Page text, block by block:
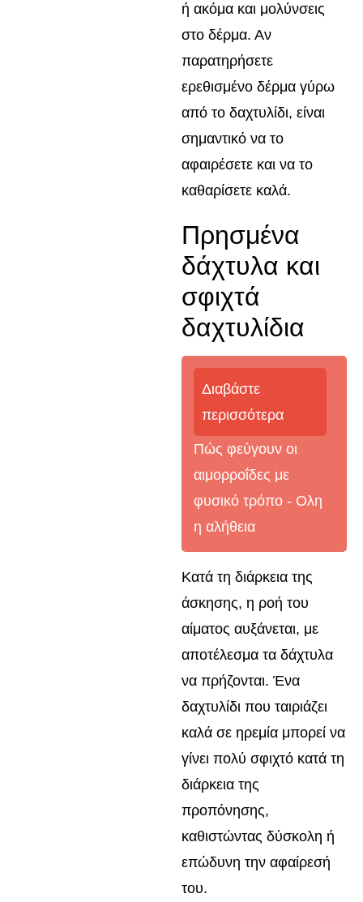
ή ακόμα και μολύνσεις
στο δέρμα. Αν
παρατηρήσετε
ερεθισμένο δέρμα γύρω
από το δαχτυλίδι, είναι
σημαντικό να το
αφαιρέσετε και να το
καθαρίσετε καλά.
Πρησμένα
δάχτυλα και
σφιχτά
δαχτυλίδια
Διαβάστε
περισσότερα
Πώς φεύγουν οι
αιμορροΐδες με
φυσικό τρόπο - Oλη
η αλήθεια
Κατά τη διάρκεια της
άσκησης, η ροή του
αίματος αυξάνεται, με
αποτέλεσμα τα δάχτυλα
να πρήζονται. Ένα
δαχτυλίδι που ταιριάζει
καλά σε ηρεμία μπορεί να
γίνει πολύ σφιχτό κατά τη
διάρκεια της
προπόνησης,
καθιστώντας δύσκολη ή
επώδυνη την αφαίρεσή
του.